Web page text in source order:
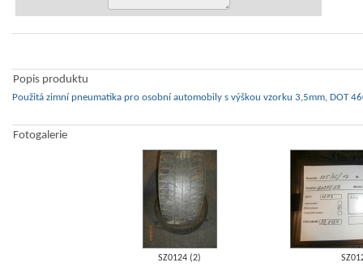
Popis produktu
Použitá zimní pneumatika pro osobní automobily s výškou vzorku 3,5mm, DOT
Fotogalerie
SZ0124 (2)